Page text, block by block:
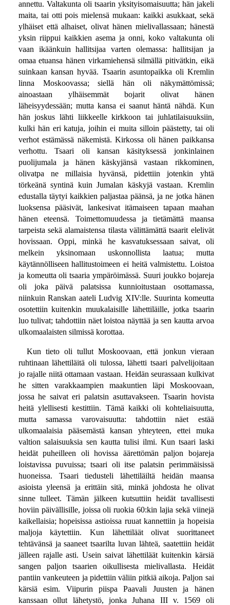
annettu. Valtakunta oli tsaarin yksityisomaisuutta; hän jakeli
maita, tai otti pois mielensä mukaan: kaikki asukkaat, sekä
ylhäiset että alhaiset, olivat hänen mielivallassaan; hänestä
yksin riippui kaikkien asema ja onni, koko valtakunta oli
vaan ikäänkuin hallitsijaa varten olemassa: hallitsijan ja
omaa etuansa hänen virkamiehensä silmällä pitivätkin, eikä
suinkaan kansan hyvää. Tsaarin asuntopaikka oli Kremlin
linna Moskoovassa; siellä hän oli näkymättömissä;
ainoastaan ylhäisemmät bojarit olivat hänen
läheisyydessään; mutta kansa ei saanut häntä nähdä. Kun
hän joskus lähti liikkeelle kirkkoon tai juhlatilaisuuksiin,
kulki hän eri katuja, joihin ei muita silloin päästetty, tai oli
verhot estämässä näkemistä. Kirkossa oli hänen paikkansa
verhottu. Tsaari oli kansan käsityksessä jonkinlainen
puolijumala ja hänen käskyjänsä vastaan rikkominen,
olivatpa ne millaisia hyvänsä, pidettiin jotenkin yhtä
törkeänä syntinä kuin Jumalan käskyjä vastaan. Kremlin
edustalla täytyi kaikkien paljastaa päänsä, ja ne jotka hänen
luoksensa pääsivät, lankesivat itämaiseen tapaan maahan
hänen eteensä. Toimettomuudessa ja tietämättä maansa
tarpeista sekä alamaistensa tilasta välittämättä tsaarit elelivät
hovissaan. Oppi, minkä he kasvatuksessaan saivat, oli
melkein yksinomaan uskonnollista laatua; mutta
käytännölliseen hallitustoimeen ei heitä valmistettu. Loistoa
ja komeutta oli tsaaria ympäröimässä. Suuri joukko bojareja
oli joka päivä palatsissa kunnioitustaan osottamassa,
niinkuin Ranskan aateli Ludvig XIV:lle. Suurinta komeutta
osotettiin kuitenkin muukalaisille lähettiläille, jotka tsaarin
luo tulivat; tahdottiin näet loistoa näyttää ja sen kautta arvoa
ulkomaalaisten silmissä korottaa.
Kun tieto oli tullut Moskoovaan, että jonkun vieraan
ruhtinaan lähettiläitä oli tulossa, lähetti tsaari palvelijoitaan
jo rajalle niitä ottamaan vastaan. Heidän seurassaan kulkivat
he sitten varakkaampien maakuntien läpi Moskoovaan,
jossa he saivat eri palatsin asuttavakseen. Tsaarin hovista
heitä ylellisesti kestittiin. Tämä kaikki oli kohteliaisuutta,
mutta samassa varovaisuutta: tahdottiin näet estää
ulkomaalaisia pääsemästä kansan yhteyteen, ettei muka
valtion salaisuuksia sen kautta tulisi ilmi. Kun tsaari laski
heidät puheilleen oli hovissa äärettömän paljon bojareja
loistavissa puvuissa; tsaari oli itse palatsin perimmäisissä
huoneissa. Tsaari tiedusteli lähettiläiltä heidän maansa
asioista yleensä ja erittäin sitä, minkä johdosta he olivat
sinne tulleet. Tämän jälkeen kutsuttiin heidät tavallisesti
hoviin päivällisille, joissa oli ruokia 60:kin lajia sekä viinejä
kaikellaisia; hopeisissa astioissa ruuat kannettiin ja hopeisia
maljoja käytettiin. Kun lähettiläät olivat suorittaneet
tehtävänsä ja saaneet tsaarilta luvan lähteä, saatettiin heidät
jälleen rajalle asti. Usein saivat lähettiläät kuitenkin kärsiä
sangen paljon tsaarien oikullisesta mielivallasta. Heidät
pantiin vankeuteen ja pidettiin väliin pitkiä aikoja. Paljon sai
kärsiä esim. Viipurin piispa Paavali Juusten ja hänen
kanssaan ollut lähetystö, jonka Juhana III v. 1569 oli